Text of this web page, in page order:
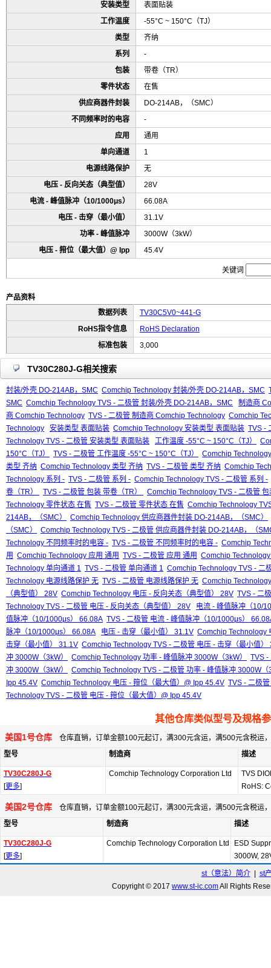
安装类型
表面贴装
工作温度
-55°C ~ 150°C（TJ）
类型
齐纳
系列
-
包装
带卷（TR）
零件状态
在售
供应商器件封装
DO-214AB，（SMC）
不同频率时的电容
-
应用
通用
单向通道
1
电源线路保护
无
电压 - 反向关态（典型值）
28V
电流 - 峰值脉冲（10/1000μs）
66.08A
电压 - 击穿（最小值）
31.1V
功率 - 峰值脉冲
3000W（3kW）
电压 - 箝位（最大值）@ Ipp
45.4V
关键词
产品资料
数据列表
TV30C5V0~441-G
RoHS指令信息
RoHS Declaration
标准包装
3,000
TV30C280J-G相关搜索
封装/外壳 DO-214AB，SMC Comchip Technology 封装/外壳 DO-214AB，SMC
SMC Comchip Technology TVS - 二极管 封装/外壳 DO-214AB，SMC
制造商
商 Comchip Technology TVS - 二极管 制造商 Comchip Technology Comchip
Technology
安装类型 表面贴装 Comchip Technology 安装类型 表面贴装 TVS -
Technology TVS - 二极管 安装类型 表面贴装
工作温度 -55°C ~ 150°C（TJ）
150°C（TJ）
TVS - 二极管 工作温度 -55°C ~ 150°C（TJ）
Comchip
类型 齐纳 Comchip Technology 类型 齐纳 TVS - 二极管 类型 齐纳 Comchip
Technology 系列 - TVS - 二极管 系列 - Comchip Technology TVS - 二极管 系列 -
卷（TR）
TVS - 二极管 包装 带卷（TR）
Comchip Technology TVS - 二极管
Technology 零件状态 在售 TVS - 二极管 零件状态 在售 Comchip Technology
214AB，（SMC）
Comchip Technology 供应商器件封装 DO-214AB，（SMC）
（SMC）
Comchip Technology TVS - 二极管 供应商器件封装 DO-214AB，（
Technology 不同频率时的电容 - TVS - 二极管 不同频率时的电容 - Comchip
用 Comchip Technology 应用 通用 TVS - 二极管 应用 通用 Comchip
Technology 单向通道 1 TVS - 二极管 单向通道 1 Comchip Technology TVS - 二
Technology 电源线路保护 无 TVS - 二极管 电源线路保护 无 Comchip
（典型值） 28V Comchip Technology 电压 - 反向关态（典型值） 28V TVS - 二
Technology TVS - 二极管 电压 - 反向关态（典型值） 28V
电流 - 峰值脉冲（10/
值脉冲（10/1000μs） 66.08A TVS - 二极管 电流 - 峰值脉冲（10/1000μs）
脉冲（10/1000μs） 66.08A
电压 - 击穿（最小值） 31.1V Comchip Technology
击穿（最小值） 31.1V Comchip Technology TVS - 二极管 电压 - 击穿（最小值）
冲 3000W（3kW）
Comchip Technology 功率 - 峰值脉冲 3000W（3kW）
TVS -
冲 3000W（3kW）
Comchip Technology TVS - 二极管 功率 - 峰值脉冲 3000W（
Ipp 45.4V Comchip Technology 电压 - 箝位（最大值）@ Ipp 45.4V TVS - 二极
Technology TVS - 二极管 电压 - 箝位（最大值）@ Ipp 45.4V
其他仓库类似型号及规格
美国1号仓库 仓库直销，订单金额100元起订，满300元含运，满500元含税运
型号
制造商 描述
TV30C280J-G
[更多]
Comchip Technology Corporation Ltd
TVS
RoHS:
美国2号仓库 仓库直销，订单金额100元起订，满300元含运，满500元含税运
型号
制造商 描述
TV30C280J-G
[更多]
Comchip Technology Corporation Ltd
ESD
3000W,
st（意法）简介| st
Copyright © 2017 www.st-ic.comAll Rights